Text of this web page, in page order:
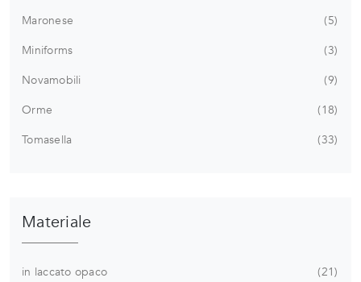
Maronese
5
Miniforms
3
Novamobili
9
Orme
18
Tomasella
33
Materiale
in laccato opaco
21